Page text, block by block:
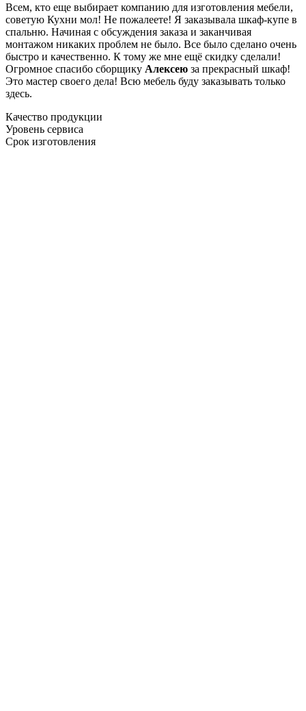
Всем, кто еще выбирает компанию для изготовления мебели,
советую Кухни мол! Не пожалеете! Я заказывала шкаф-купе в
спальню. Начиная с обсуждения заказа и заканчивая
монтажом никаких проблем не было. Все было сделано очень
быстро и качественно. К тому же мне ещё скидку сделали!
Огромное спасибо сборщику Алексею за прекрасный шкаф!
Это мастер своего дела! Всю мебель буду заказывать только
здесь.
Качество продукции
Уровень сервиса
Срок изготовления